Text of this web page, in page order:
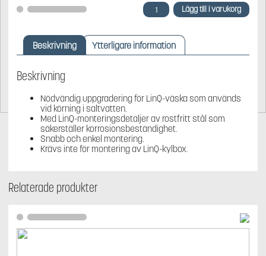
Marinanpassad
LINQ-
mängd
Lägg till i varukorg
Beskrivning Ytterligare information
Beskrivning
Nödvändig uppgradering för LinQ-väska som används
vid körning i saltvatten.
Med LinQ-monteringsdetaljer av rostfritt stål som
säkerställer korrosionsbeständighet.
Snabb och enkel montering.
Krävs inte för montering av LinQ-kylbox.
Relaterade produkter